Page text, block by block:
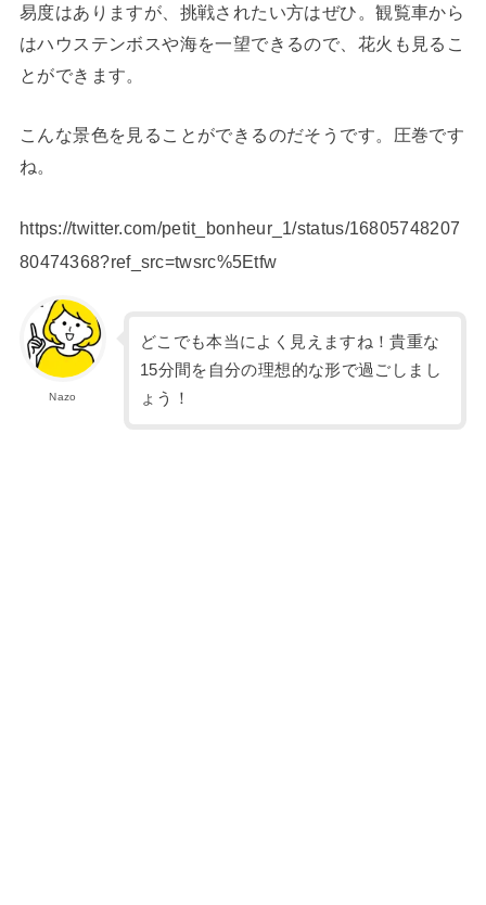
易度はありますが、挑戦されたい方はぜひ。観覧車から
はハウステンボスや海を一望できるので、花火も見るこ
とができます。
こんな景色を見ることができるのだそうです。圧巻です
ね。
https://twitter.com/petit_bonheur_1/status/16805748207
80474368?ref_src=twsrc%5Etfw
Nazo
どこでも本当によく見えますね！貴重な
15分間を自分の理想的な形で過ごしまし
ょう！